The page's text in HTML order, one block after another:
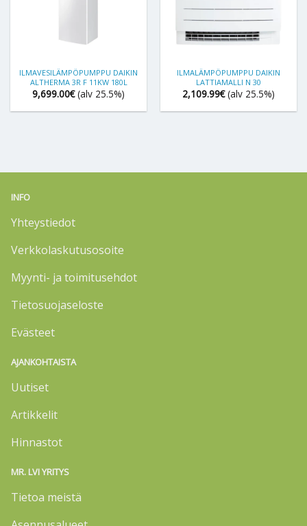
ILMAVESILÄMPÖPUMPPU DAIKIN
ALTHERMA 3R F 11KW 180L
9,699.00€ (alv 25.5%)
ILMALÄMPÖPUMPPU DAIKIN
LATTIAMALLI N 30
2,109.99€ (alv 25.5%)
INFO
Yhteystiedot
Verkkolaskutusosoite
Myynti- ja toimitusehdot
Tietosuojaseloste
Evästeet
AJANKOHTAISTA
Uutiset
Artikkelit
Hinnastot
MR. LVI YRITYS
Tietoa meistä